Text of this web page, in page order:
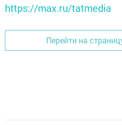
https://max.ru/tatmedia
Перейти на